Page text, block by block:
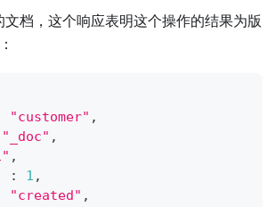
文档，这个响应表明这个操作的结果为版
"customer" ,
"_doc" ,
,
: 1 ,
"created" ,